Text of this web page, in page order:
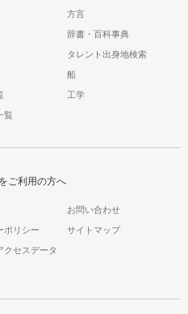
方言
辞書・百科事典
タレント出身地検索
船
工学
覧
ご利用の方へ
お問い合わせ
ポリシー サイトマップ
クセスデータ